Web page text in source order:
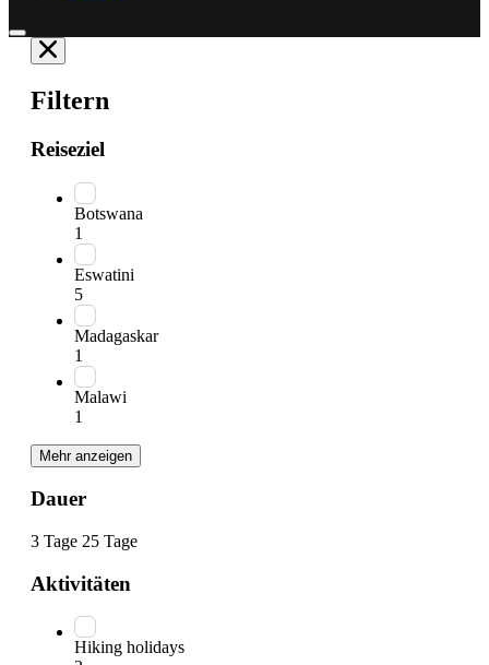
Filtern
Reiseziel
Botswana
1
Eswatini
5
Madagaskar
1
Malawi
1
Mehr anzeigen
Dauer
3 Tage 25 Tage
Aktivitäten
Hiking holidays